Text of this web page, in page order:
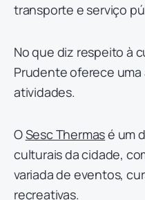
transporte e serviço
No que diz respeito à
Prudente oferece uma
atividades.
OSesc Thermasé um
culturais da cidade,
variada de eventos,
recreativas.